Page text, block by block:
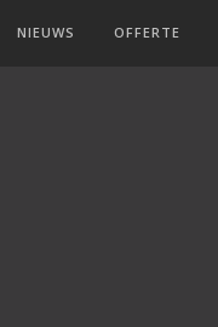
NIEUWS OFFERTE